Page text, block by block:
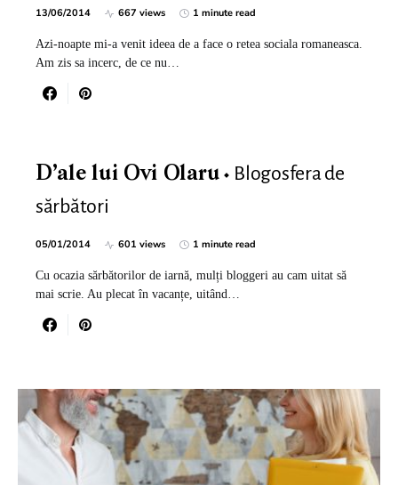
13/06/2014 667 views 1 minute read
Azi-noapte mi-a venit ideea de a face o retea sociala romaneasca.
Am zis sa incerc, de ce nu…
D’ale lui Ovi Olaru
Blogosfera de
sărbători
05/01/2014 601 views 1 minute read
Cu ocazia sărbătorilor de iarnă, mulți bloggeri au cam uitat să
mai scrie. Au plecat în vacanțe, uitând…